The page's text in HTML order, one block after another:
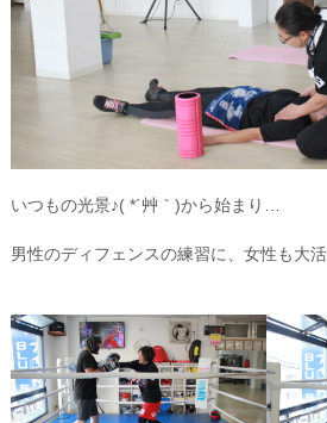
いつもの光景♪( *´艸｀)から始まり…
男性のディフェンスの練習に、女性も大活